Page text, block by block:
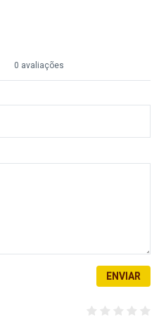
0 avaliações
ENVIAR